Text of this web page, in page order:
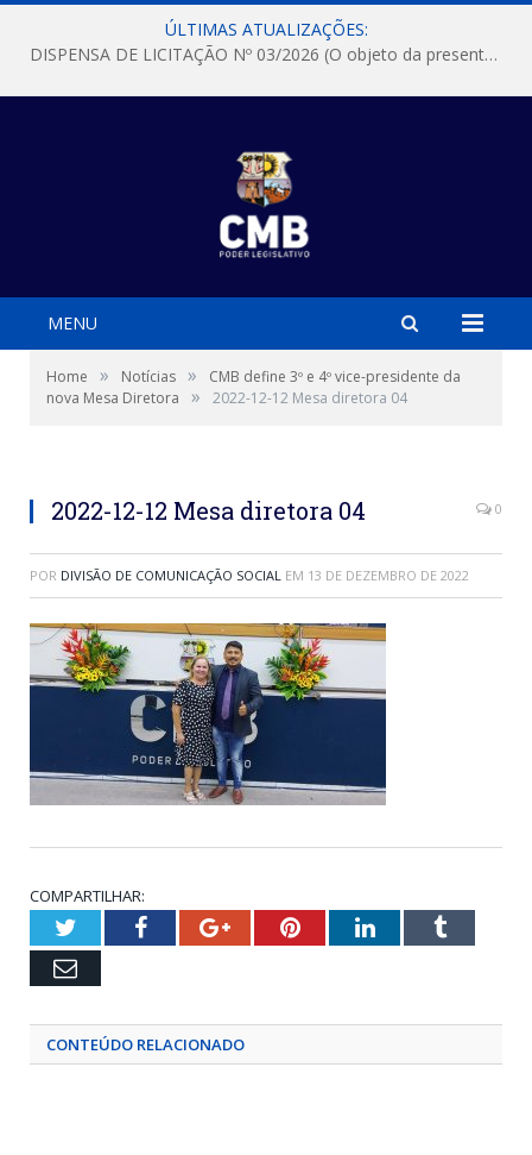
ÚLTIMAS ATUALIZAÇÕES:
DISPENSA DE LICITAÇÃO Nº 03/2026 (O objeto da presente dispensa é a escolha da proposta mais vantajosa para a aquisição, de aparelhos de ar condicionado, tipo Split, com material de instalação e fogão industrial, conforme condições, quantidades e exigências estabelecidas no termo de referencia e neste aviso de contratação direta e seus anexos)
MENU
Home » Notícias »
CMB define 3º e 4º vice-presidente da
nova Mesa Diretora
» 2022-12-12 Mesa diretora 04
2022-12-12 Mesa diretora 04 0
POR DIVISÃO DE COMUNICAÇÃO SOCIAL EM 13 DE DEZEMBRO DE 2022
COMPARTILHAR:
TwitterFacebookGoogle+PinterestLinkedInTumblr
Email
CONTEÚDO RELACIONADO